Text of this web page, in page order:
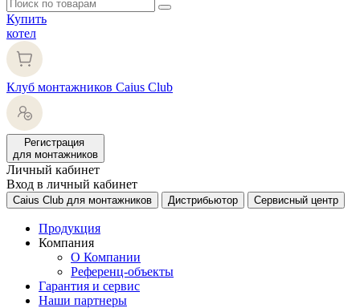
Купить
котел
Клуб монтажников Caius Club
Регистрация
для монтажников
Личный кабинет
Вход в личный кабинет
Caius Club для монтажников Дистрибьютор Сервисный центр
Продукция
Компания
О Компании
Референц-объекты
Гарантия и сервис
Наши партнеры